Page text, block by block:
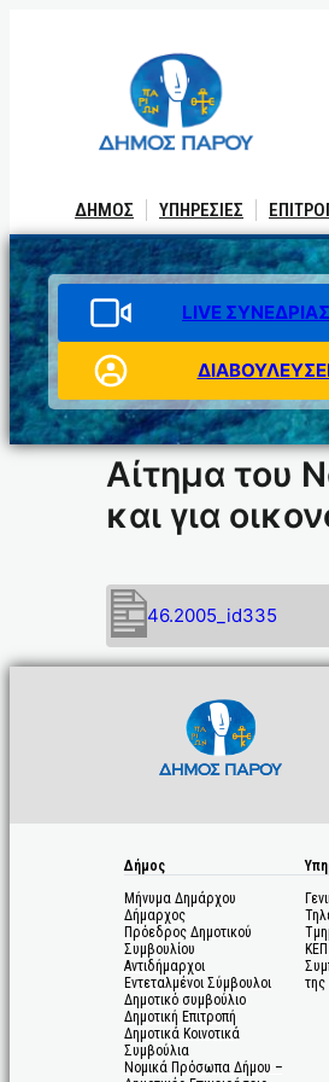
ΔΗΜΟΣ ΥΠΗΡΕΣΙΕΣ
LIVE
Αίτημα του
και για
46.2005_id335
Δήμος
Μήνυμα Δημάρχου
Δήμαρχος
Πρόεδρος Δημοτικού
Συμβουλίου
Αντιδήμαρχοι
Εντεταλμένοι Σύμβουλοι
Δημοτικό συμβούλιο
Δημοτική Επιτροπή
Δημοτικά Κοινοτικά
Συμβούλια
Νομικά Πρόσωπα Δήμου –
ΚΕΠ
της